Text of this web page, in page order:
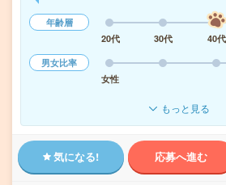
年齢層
20代
30代 40代
男女比率
女性
もっと見る
気になる! 応募へ進む